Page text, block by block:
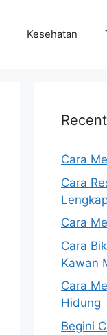
Kesehatan
Cara
Cara
Cara
Cara
Kawan
Cara
Hidung
Begini